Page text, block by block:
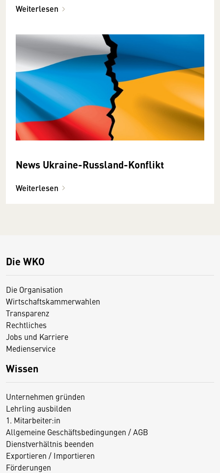
Weiterlesen
News Ukraine-Russland-Konflikt
Weiterlesen
Die WKO
Die Organisation
Wirtschaftskammerwahlen
Transparenz
Rechtliches
Jobs und Karriere
Medienservice
Wissen
Unternehmen gründen
Lehrling ausbilden
1. Mitarbeiter:in
Allgemeine Geschäftsbedingungen / AGB
Dienstverhältnis beenden
Exportieren / Importieren
Förderungen